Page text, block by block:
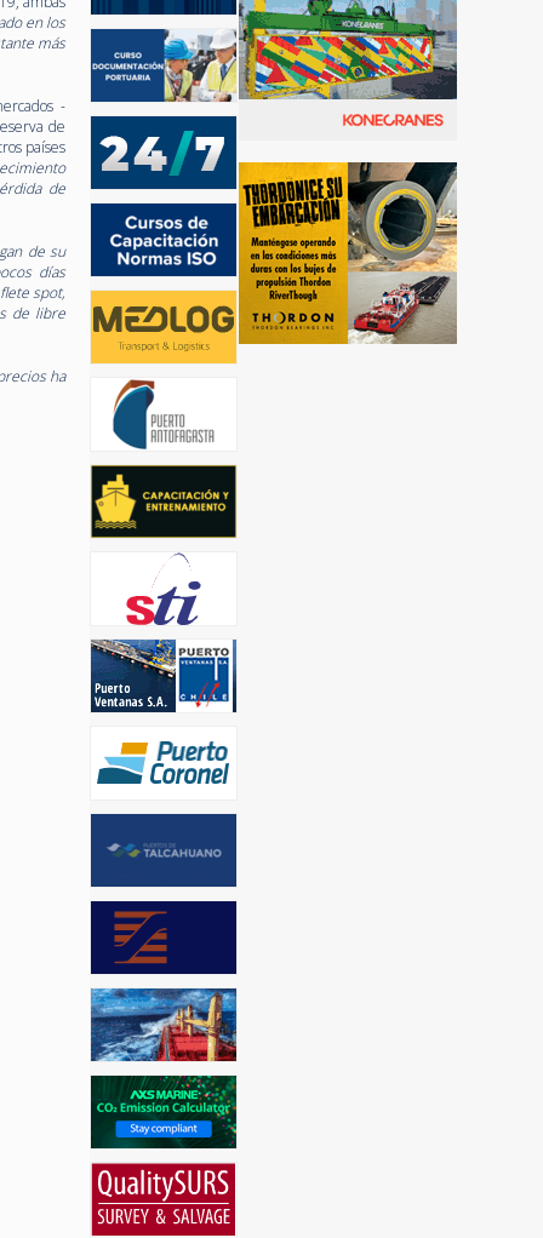
en los
más
-
de
países
de
de su
días
spot,
de libre
ha